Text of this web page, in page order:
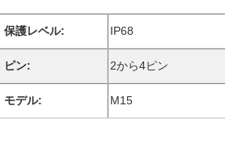
保護レベル: IP68
ピン: 2から4ピン
モデル: M15